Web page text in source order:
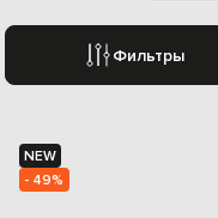
Фильтры
NEW
- 49%